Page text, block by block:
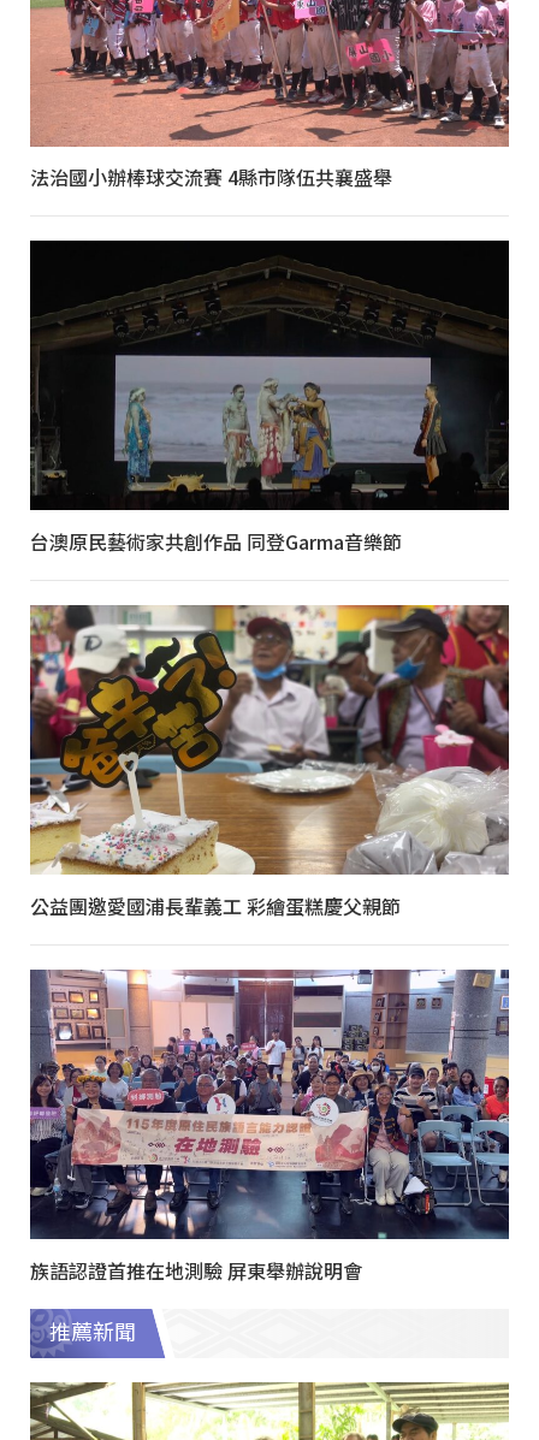
法治國小辦棒球交流賽 4縣市隊伍共襄盛舉
台澳原民藝術家共創作品 同登Garma音樂節
公益團邀愛國浦長輩義工 彩繪蛋糕慶父親節
族語認證首推在地測驗 屏東舉辦說明會
推薦新聞